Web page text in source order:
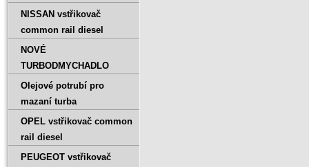
NISSAN vstřikovač
common rail diesel
NOVÉ
TURBODMYCHADLO
Olejové potrubí pro
mazaní turba
OPEL vstřikovač common
rail diesel
PEUGEOT vstřikovač